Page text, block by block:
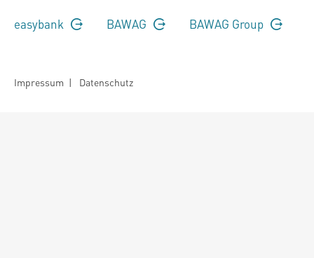
easybank BAWAG BAWAG Group
Impressum | Datenschutz